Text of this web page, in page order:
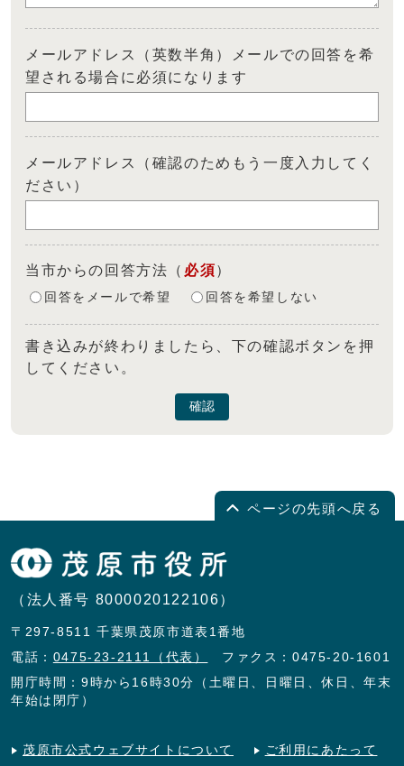
メールアドレス（英数半角）メールでの回答を希
望される場合に必須になります
メールアドレス（確認のためもう一度入力してく
ださい）
当市からの回答方法 （ 必須）
回答をメールで希望 回答を希望しない
書き込みが終わりましたら、下の確認ボタンを押
してください。
確認
ページの先頭へ戻る
（法人番号 8000020122106）
〒297-8511 千葉県茂原市道表1番地
電話： 0475-23-2111（代表）
ファクス：0475-20-1601
開庁時間：9時から16時30分（土曜日、日曜日、休日、年末
年始は閉庁）
茂原市公式ウェブサイトについて ご利用にあたって